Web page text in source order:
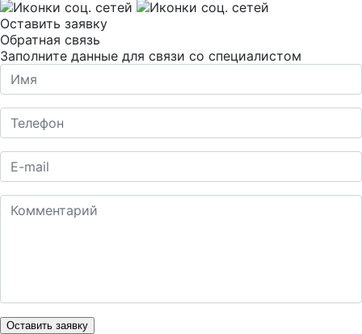
Оставить заявку
Обратная связь
Заполните данные для связи со специалистом
Оставить заявку